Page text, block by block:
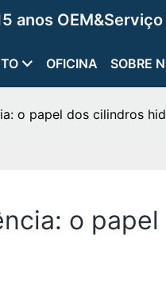
anos
OFICINA SOBRE
o papel dos cilindros
o